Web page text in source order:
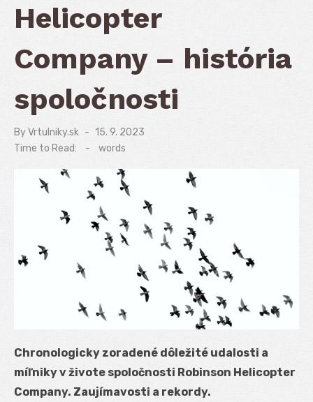
Helicopter
Company – história
spoločnosti
ByVrtulniky.sk
Posted
on
15. 9. 2023
Time to Read:
- words
Chronologicky zoradené dôležité udalosti a
míľniky v živote spoločnosti Robinson Helicopter
Company. Zaujímavosti a rekordy.